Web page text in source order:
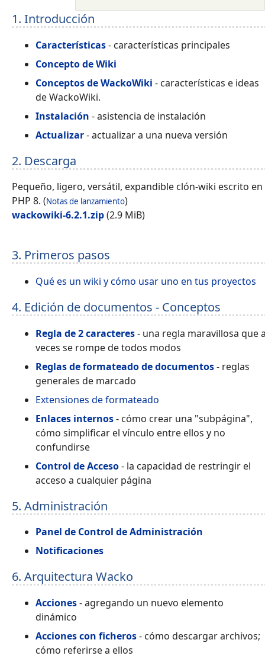
1. Introducción
Características- características principales
Concepto de Wiki
Conceptos de WackoWiki - características e ideas
de WackoWiki.
Instalación - asistencia de instalación
Actualizar- actualizar a una nueva versión
2. Descarga
Pequeño, ligero, versátil, expandible clón-wiki escrito en
PHP 8. (Notas de lanzamiento)
wackowiki-6.2.1.zip(2.9 MiB)
3. Primeros pasos
Qué es un wiki y cómo usar uno en tus proyectos
4. Edición de documentos - Conceptos
Regla de 2 caracteres- una regla maravillosa que
veces se rompe de todos modos
Reglas de formateado de documentos- reglas
generales de marcado
Extensiones de formateado
Enlaces internos- cómo crear una "subpágina",
cómo simplificar el vínculo entre ellos y no
confundirse
Control de Acceso- la capacidad de restringir el
acceso a cualquier página
5. Administración
Panel de Control de Administración
Notificaciones
6. Arquitectura Wacko
Acciones- agregando un nuevo elemento
dinámico
Acciones con ficheros- cómo descargar archivos;
cómo referirse a ellos